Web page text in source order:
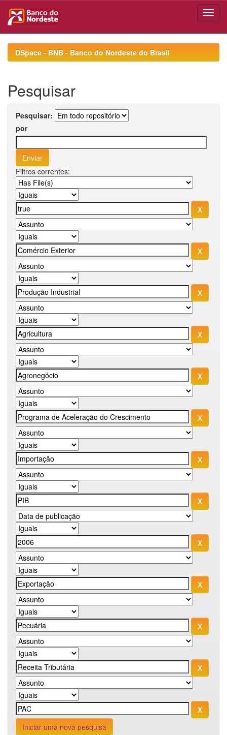
navigationDSpace - BNB - Banco do Nordeste do Brasil
Pesquisar
Pesquisar:
por
Filtros correntes:
Iniciar uma nova pesquisa